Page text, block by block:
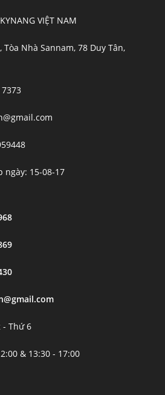
VIỆT NAM
Nhà Sannam, 78 Duy Tân,
ngày: 15-08-17
- Thứ 6
& 13:30 - 17:00